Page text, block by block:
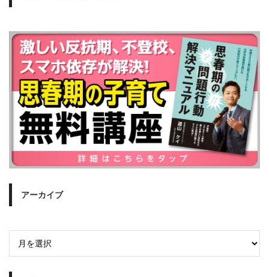
アーカイブ